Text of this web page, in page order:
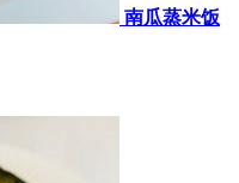
南瓜蒸米饭